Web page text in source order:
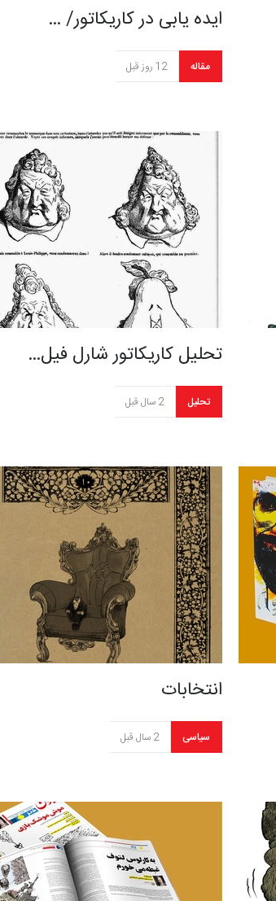
ایده یابی در کاریکاتور/ …
مقاله 12 روز قبل
تحلیل کاریکاتور شارل فیل…
تحلیل 2 سال قبل
انتخابات
سیاسی 2 سال قبل